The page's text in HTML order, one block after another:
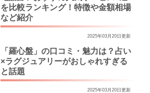
を比較ランキング！特徴や金額相場
など紹介
2025年03月20日更新
「羅心盤」の口コミ・魅力は？占い
×ラグジュアリーがおしゃれすぎる
と話題
2025年03月20日更新